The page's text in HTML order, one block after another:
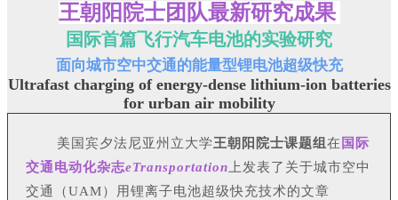
王朝阳院士团队最新研究成果
国际首篇飞行汽车电池的实验研究
面向城市空中交通的能量型锂电池超级快充
Ultrafast charging of energy-dense lithium-ion batteries
for urban air mobility
美国宾夕法尼亚州立大学王朝阳院士课题组在 国际
交通电动化杂志eTransportation上发表了关于城市空中
交通（UAM）用锂离子电池超级快充技术的文章